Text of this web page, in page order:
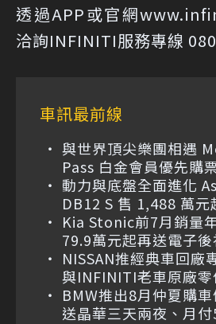
透過APP或官網
洽詢INFINITI服務專線
車訊最前線
與世界頂尖樂團相遇
Pass 白金會員優先購
動力與底盤全面進化
DB12 S 售 1,488 萬元
Kia Stonic前7月銷量
79.9萬元起再送電子後
NISSAN推經典車回
與INFINITI老車原廠
BMW推出8月仲夏購
送晶華三天兩夜、月